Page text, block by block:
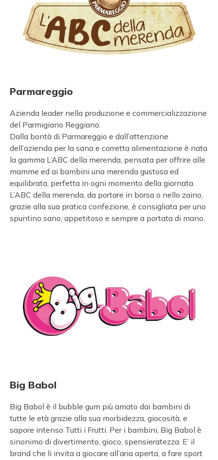
Parmareggio
Azienda leader nella produzione e commercializzazione
del Parmigiano Reggiano.
Dalla bontà di Parmareggio e dall’attenzione
dell’azienda per la sana e corretta alimentazione è nata
la gamma L’ABC della merenda, pensata per offrire alle
mamme ed ai bambini una merenda gustosa ed
equilibrata, perfetta in ogni momento della giornata.
L’ABC della merenda, da portare in borsa o nello zaino,
grazie alla sua pratica confezione, è consigliata per uno
spuntino sano, appetitoso e sempre a portata di mano.
Big Babol
Big Babol è il bubble gum più amato dai bambini di
tutte le età grazie alla sua morbidezza, giocosità, e
sapore intenso Tutti i Frutti. Per i bambini, Big Babol è
sinonimo di divertimento, gioco, spensieratezza. E’ il
brand che li invita a giocare all’aria aperta, a fare sport